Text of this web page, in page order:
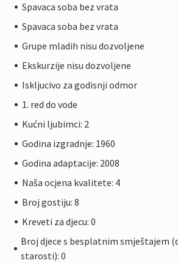
Spavaca soba bez vrata
Spavaca soba bez vrata
Grupe mladih nisu dozvoljene
Ekskurzije nisu dozvoljene
Iskljucivo za godisnji odmor
1. red do vode
Kućni ljubimci: 2
Godina izgradnje: 1960
Godina adaptacije: 2008
Naša ocjena kvalitete: 4
Broj gostiju: 8
Kreveti za djecu: 0
Broj djece s besplatnim smještajem
starosti): 0